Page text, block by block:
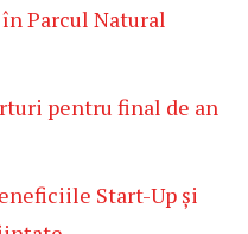
Parcul Natural
pentru final de an
Start-Up și